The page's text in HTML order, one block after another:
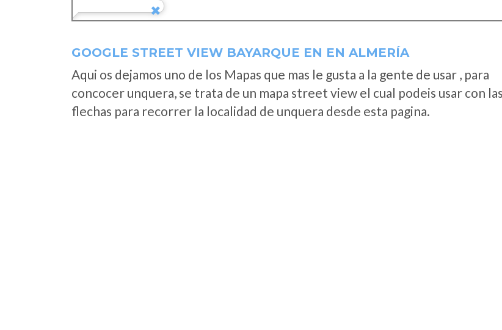
GOOGLE STREET VIEW BAYARQUE EN EN ALMERÍA
Aqui os dejamos uno de los Mapas que mas le gusta a la gente de usar , para
concocer unquera, se trata de un mapa street view el cual podeis usar con las
flechas para recorrer la localidad de unquera desde esta pagina.